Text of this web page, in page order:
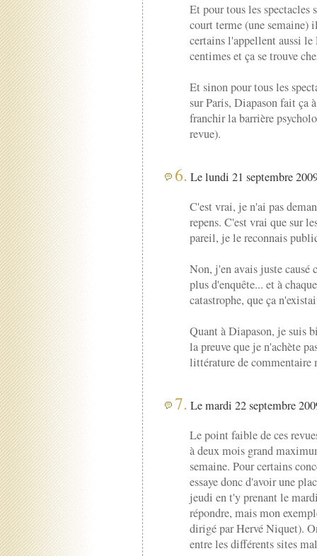
Et pour tous les spectacles
court terme (une semaine)
certains l'appellent aussi le
centimes et ça se trouve
Et sinon pour tous les
sur Paris, Diapason fait ça
franchir la barrière
revue).
6. Le lundi 21 septembre
C'est vrai, je n'ai pas
repens. C'est vrai que sur
pareil, je le reconnais
Non, j'en avais juste causé
plus d'enquête... et à
catastrophe, que ça
Quant à Diapason, je suis
la preuve que je n'achète
littérature de commentaire
7. Le mardi 22 septembre
Le point faible de ces
à deux mois grand
semaine. Pour certains
essaye donc d'avoir une
jeudi en t'y prenant le
répondre, mais mon
dirigé par Hervé Niquet).
entre les différents sites